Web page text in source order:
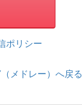
ポリシー
メドレー）へ戻る